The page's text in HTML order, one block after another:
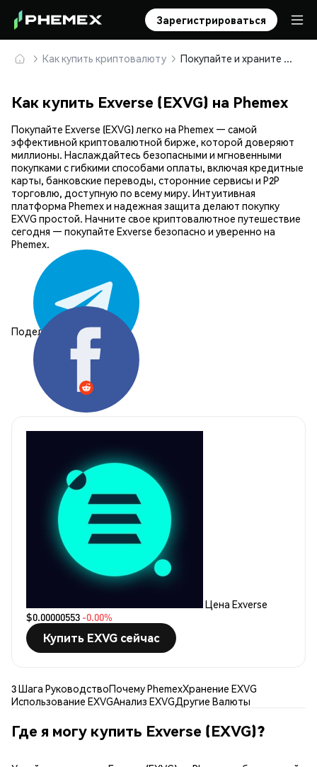
Зарегистрироваться
Как купить криптовалюту Покупайте и храните Exverse (EXVG) безопасно
Как купить Exverse (EXVG) на Phemex
Покупайте Exverse (EXVG) легко на Phemex — самой
эффективной криптовалютной бирже, которой доверяют
миллионы. Наслаждайтесь безопасными и мгновенными
покупками с гибкими способами оплаты, включая кредитные
карты, банковские переводы, сторонние сервисы и P2P
торговлю, доступную по всему миру. Интуитивная
платформа Phemex и надежная защита делают покупку
EXVG простой. Начните свое криптовалютное путешествие
сегодня — покупайте Exverse безопасно и уверенно на
Phemex.
Поделиться:
Цена Exverse
$0.00000553 -0.00%
Купить EXVG сейчас
3 Шага РуководствоПочему PhemexХранение EXVG
Использование EXVGАнализ EXVGДругие Валюты
Где я могу купить Exverse (EXVG)?